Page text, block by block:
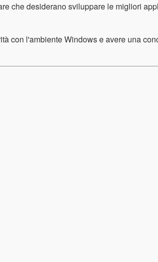
che desiderano sviluppare le migliori
con l'ambiente Windows e avere una